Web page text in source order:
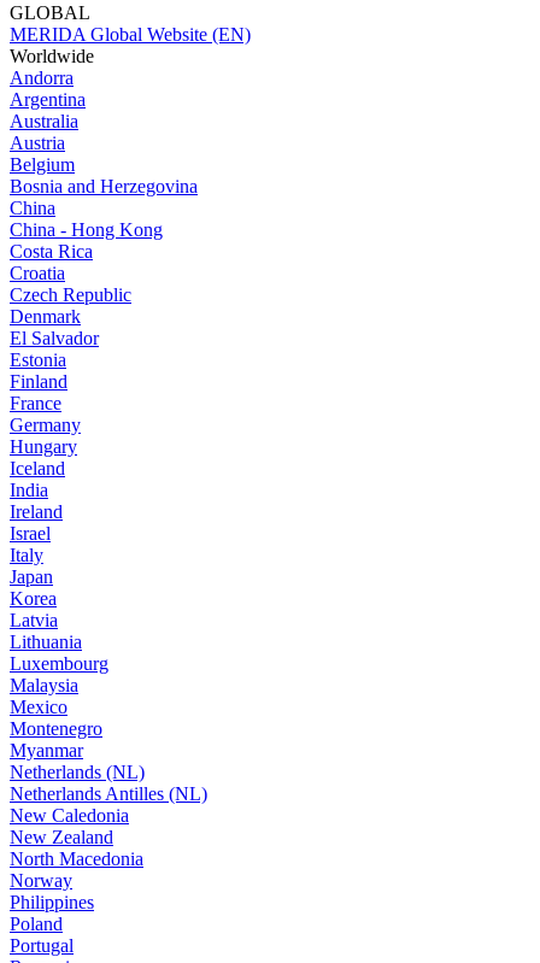
GLOBAL
MERIDA Global Website (EN)
Worldwide
Andorra
Argentina
Australia
Austria
Belgium
Bosnia and Herzegovina
China
China - Hong Kong
Costa Rica
Croatia
Czech Republic
Denmark
El Salvador
Estonia
Finland
France
Germany
Hungary
Iceland
India
Ireland
Israel
Italy
Japan
Korea
Latvia
Lithuania
Luxembourg
Malaysia
Mexico
Montenegro
Myanmar
Netherlands (NL)
Netherlands Antilles (NL)
New Caledonia
New Zealand
North Macedonia
Norway
Philippines
Poland
Portugal